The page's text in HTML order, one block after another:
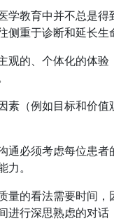
学教育中并不总是得
侧重于诊断和延长生
观的、个体化的体验
素（例如目标和价值
通必须考虑每位患者
。
量的看法需要时间，
进行深思熟虑的对话